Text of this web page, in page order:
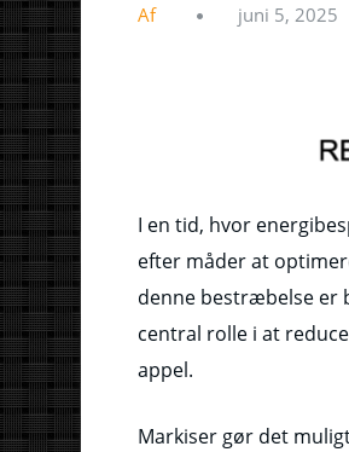
Af juni 5, 2025
I en tid, hvor
efter måder at
denne bestræbelse er
central rolle i at
appel.
Markiser gør det